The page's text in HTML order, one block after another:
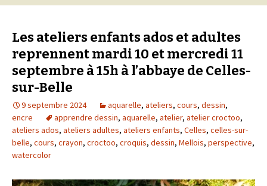
Les ateliers enfants ados et adultes
reprennent mardi 10 et mercredi 11
septembre à 15h à l’abbaye de Celles-
sur-Belle
9 septembre 2024 aquarelle, ateliers, cours, dessin,
encre
apprendre dessin, aquarelle, atelier, atelier croctoo,
ateliers ados, ateliers adultes, ateliers enfants, Celles, celles-sur-
belle, cours, crayon, croctoo, croquis, dessin, Mellois, perspective,
watercolor